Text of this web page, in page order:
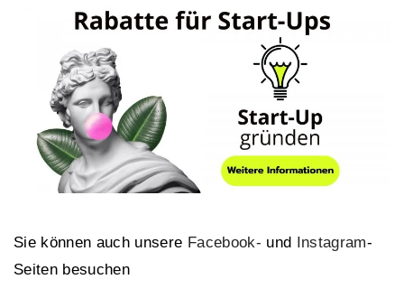
Sie können auch unsere Facebook- und Instagram-
Seiten besuchen